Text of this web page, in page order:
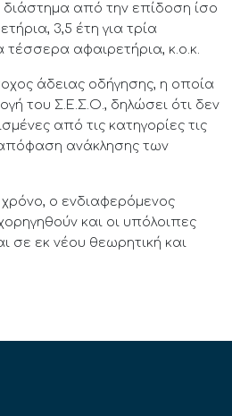
διάστημα από την επίδοση ίσο
3,5 έτη για τρία
τέσσερα αφαιρετήρια, κ.ο.κ.
άδειας οδήγησης, η οποία
του Σ.Ε.Σ.Ο., δηλώσει ότι δεν
από τις κατηγορίες τις
απόφαση ανάκλησης των
ο ενδιαφερόμενος
και οι υπόλοιπες
σε εκ νέου θεωρητική και